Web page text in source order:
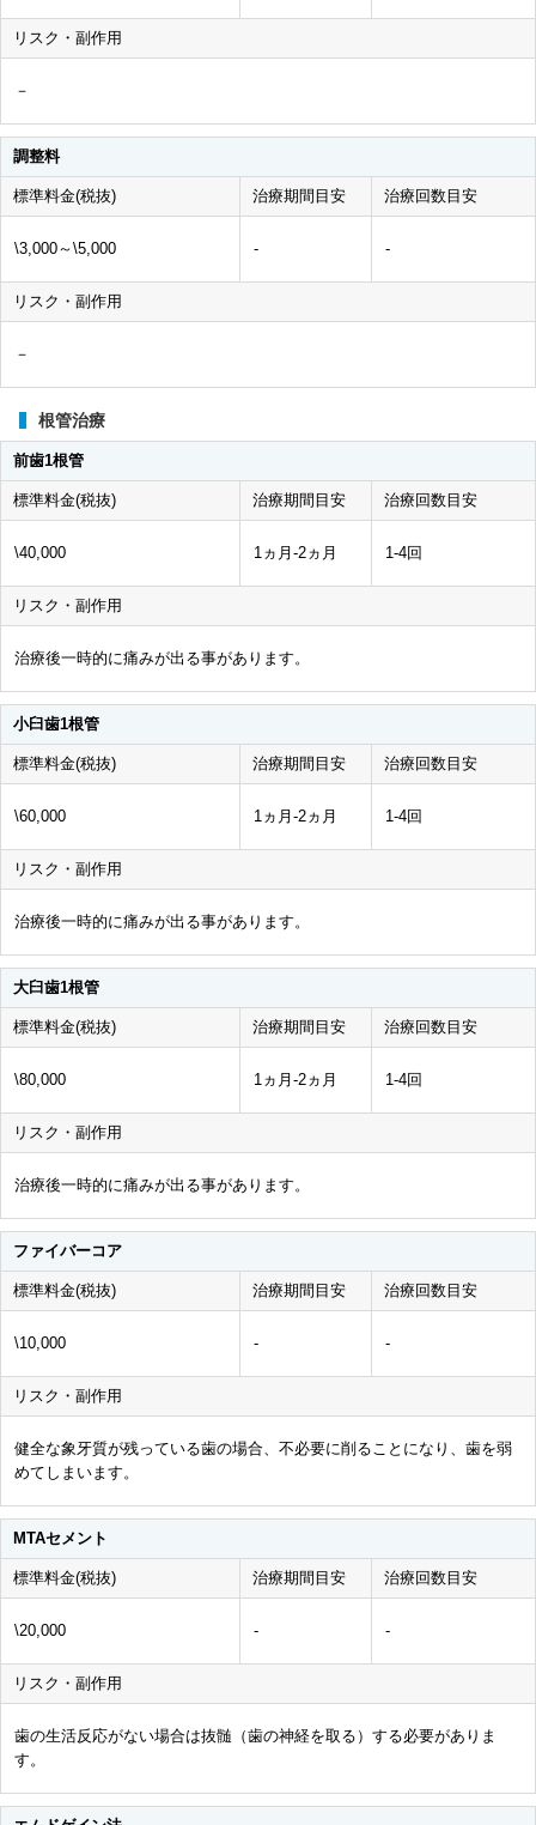
リスク・副作用
－
調整料
標準料金(税抜) 治療期間目安 治療回数目安
\3,000～\5,000 - -
リスク・副作用
－
根管治療
前歯1根管
標準料金(税抜) 治療期間目安 治療回数目安
\40,000 1ヵ月-2ヵ月 1-4回
リスク・副作用
治療後一時的に痛みが出る事があります。
小臼歯1根管
標準料金(税抜) 治療期間目安 治療回数目安
\60,000 1ヵ月-2ヵ月 1-4回
リスク・副作用
治療後一時的に痛みが出る事があります。
大臼歯1根管
標準料金(税抜) 治療期間目安 治療回数目安
\80,000 1ヵ月-2ヵ月 1-4回
リスク・副作用
治療後一時的に痛みが出る事があります。
ファイバーコア
標準料金(税抜) 治療期間目安 治療回数目安
\10,000 - -
リスク・副作用
健全な象牙質が残っている歯の場合、不必要に削ることになり、歯を弱
めてしまいます。
MTAセメント
標準料金(税抜) 治療期間目安 治療回数目安
\20,000 - -
リスク・副作用
歯の生活反応がない場合は抜髄（歯の神経を取る）する必要がありま
す。